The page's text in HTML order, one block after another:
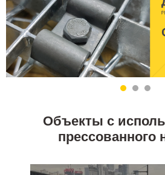
Объекты с
прессованного